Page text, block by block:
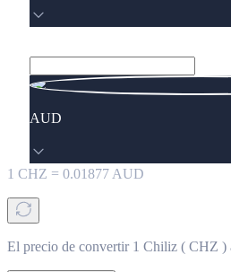
AUD
1 CHZ = 0.01877 AUD
El precio de convertir 1 Chiliz ( CHZ )